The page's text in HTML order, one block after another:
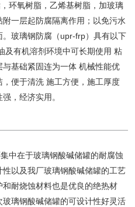
环氧树脂，乙烯基树脂，加玻璃
一层起防腐隔离作用；以免污水
玻璃钢防腐（upr-frp）具有以下
及有机溶剂环境中可长期使用 粘
基础紧固连为一体 机械性能优
便于清洗 施工方便，施工厚度
，经济实用。
中在于玻璃钢酸碱储罐的耐腐蚀
以及我厂玻璃钢酸碱储罐的工艺
耐烧蚀材料也是优良的绝热材
璃钢酸碱储罐的可设计性好灵活